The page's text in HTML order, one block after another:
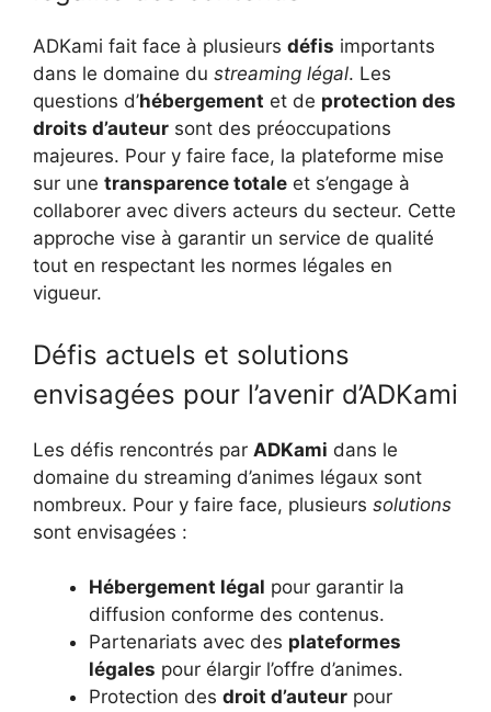
ADKami fait face à plusieurs défis importants
dans le domaine du streaming légal. Les
questions d’hébergement et de protection des
droits d’auteur sont des préoccupations
majeures. Pour y faire face, la plateforme mise
sur une transparence totale et s’engage à
collaborer avec divers acteurs du secteur. Cette
approche vise à garantir un service de qualité
tout en respectant les normes légales en
vigueur.
Défis actuels et solutions
envisagées pour l’avenir d’ADKami
Les défis rencontrés par ADKami dans le
domaine du streaming d’animes légaux sont
nombreux. Pour y faire face, plusieurs solutions
sont envisagées :
Hébergement légal pour garantir la
diffusion conforme des contenus.
Partenariats avec des plateformes
légales pour élargir l’offre d’animes.
Protection des droit d’auteur pour